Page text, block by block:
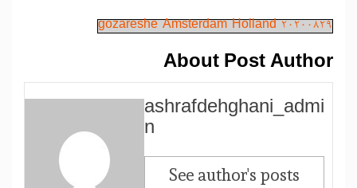
gozareshe-Amsterdam-Holland-20200829
About Post Author
ashrafdehghani_admi
n
See author's posts